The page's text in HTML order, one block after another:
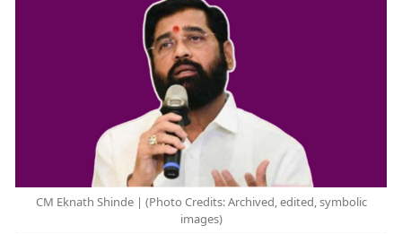
CM Eknath Shinde | (Photo Credits: Archived, edited, symbolic
images)